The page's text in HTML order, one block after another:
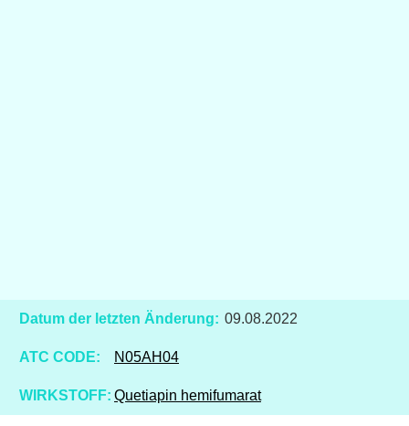
Datum der letzten Änderung: 09.08.2022
ATC CODE: N05AH04
WIRKSTOFF: Quetiapin hemifumarat